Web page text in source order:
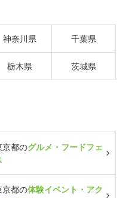
神奈川県 千葉県
栃木県 茨城県
京都のグルメ・フードフェ
京都の体験イベント・アク